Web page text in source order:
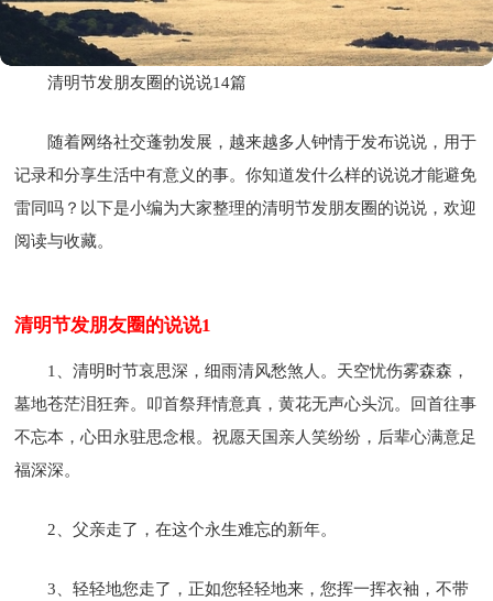
清明节发朋友圈的说说14篇
随着网络社交蓬勃发展，越来越多人钟情于发布说说，用于
记录和分享生活中有意义的事。你知道发什么样的说说才能避免
雷同吗？以下是小编为大家整理的清明节发朋友圈的说说，欢迎
阅读与收藏。
清明节发朋友圈的说说1
1、清明时节哀思深，细雨清风愁煞人。天空忧伤雾森森，
墓地苍茫泪狂奔。叩首祭拜情意真，黄花无声心头沉。回首往事
不忘本，心田永驻思念根。祝愿天国亲人笑纷纷，后辈心满意足
福深深。
2、父亲走了，在这个永生难忘的新年。
3、轻轻地您走了，正如您轻轻地来，您挥一挥衣袖，不带